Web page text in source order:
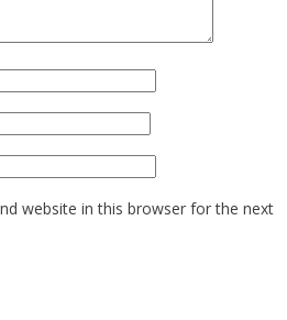
website in this browser for the next